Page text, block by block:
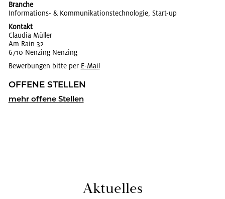
Branche
In­for­ma­ti­ons- & Kom­mu­ni­ka­ti­ons­tech­no­lo­gie, Start-up
Kontakt
Clau­dia Mül­ler
Am Rain 32
6710 Nen­zing Nen­zing
Bewerbungen bitte per E-Mail
OF­FE­NE STEL­LEN
mehr of­fe­ne Stel­len
Ak­tu­el­les